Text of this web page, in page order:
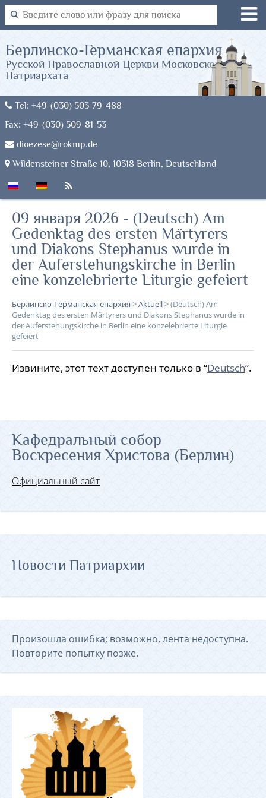
Tel: +49-(030) 503-79-488
Fax: +49-(030) 509-81-53
dioezese@rokmp.de
Wildensteiner Straße 10, 10318 Berlin, Deutschland
Берлинско-Германская епархия
Русской Православной Церкви Московского
Патриархата
09 января 2026 - (Deutsch) Am
Gedenktag des ersten Märtyrers
und Diakons Stephanus wurde in
der Auferstehungskirche in Berlin
eine konzelebrierte Liturgie gefeiert
Берлинско-Германская епархия >Aktuell>(Deutsch) Am
Gedenktag des ersten Märtyrers und Diakons Stephanus wurde in
der Auferstehungskirche in Berlin eine konzelebrierte Liturgie
gefeiert
Извините, этот техт доступен только в “Deutsch”.
Кафедральный собор
Воскресения Христова (Берлин)
Официальный сайт
Новости Патриархии
Произошла ошибка; возможно, лента недоступна.
Повторите попытку позже.